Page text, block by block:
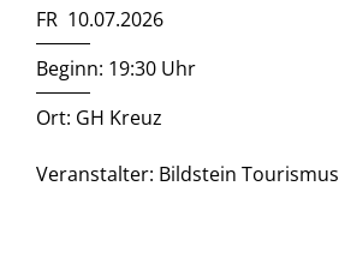
FR 10.07.2026
Beginn: 19:30 Uhr
Ort: GH Kreuz
Veranstalter: Bildstein Tourismus